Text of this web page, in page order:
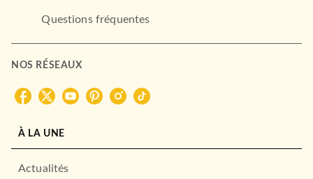
Questions fréquentes
NOS RÉSEAUX
À LA UNE
Actualités